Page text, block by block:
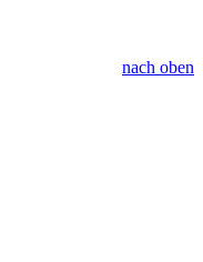
nach oben